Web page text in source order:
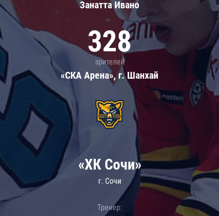
Занатта Иванo
328
зрителей
«СКА Арена», г. Шанхай
«ХК Сочи»
г. Сочи
Тренер: